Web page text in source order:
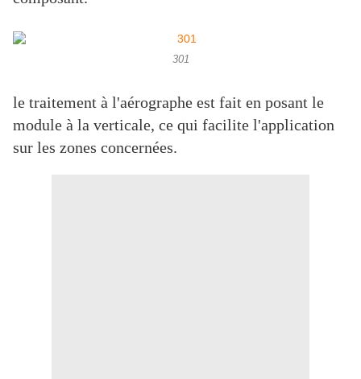
301
le traitement à l'aérographe est fait en posant le
module à la verticale, ce qui facilite l'application
sur les zones concernées.